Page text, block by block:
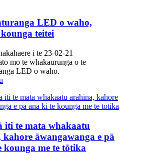
LED o waho,
teitei
i te 23-02-21
mo te whakaurunga o te
LED o waho.
iti te mata whakaatu
āwangawanga e pā
kounga me te tōtika